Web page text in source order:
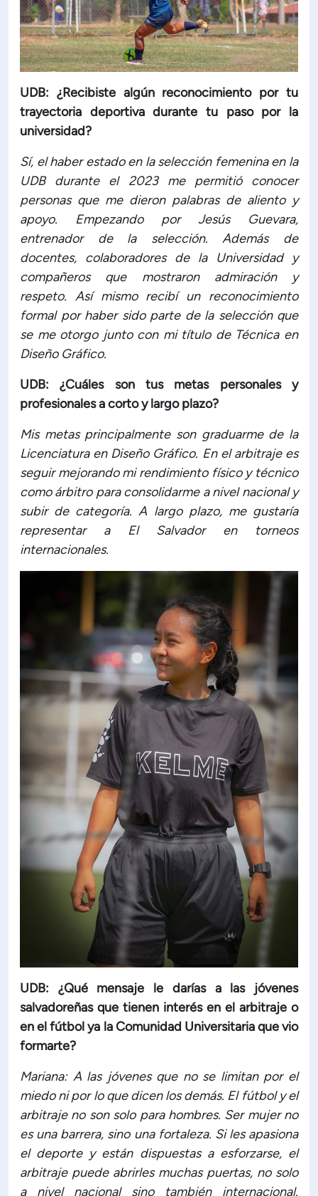
UDB: ¿Recibiste algún reconocimiento por tu
trayectoria deportiva durante tu paso por la
universidad?
Sí, el haber estado en la selección femenina en la
UDB durante el 2023 me permitió conocer
personas que me dieron palabras de aliento y
apoyo. Empezando por Jesús Guevara,
entrenador de la selección. Además de
docentes, colaboradores de la Universidad y
compañeros que mostraron admiración y
respeto. Así mismo recibí un reconocimiento
formal por haber sido parte de la selección que
se me otorgo junto con mi título de Técnica en
Diseño Gráfico.
UDB: ¿Cuáles son tus metas personales y
profesionales a corto y largo plazo?
Mis metas principalmente son graduarme de la
Licenciatura en Diseño Gráfico. En el arbitraje es
seguir mejorando mi rendimiento físico y técnico
como árbitro para consolidarme a nivel nacional y
subir de categoría. A largo plazo, me gustaría
representar a El Salvador en torneos
internacionales.
UDB: ¿Qué mensaje le darías a las jóvenes
salvadoreñas que tienen interés en el arbitraje o
en el fútbol ya la Comunidad Universitaria que vio
formarte?
Mariana: A las jóvenes que no se limitan por el
miedo ni por lo que dicen los demás. El fútbol y el
arbitraje no son solo para hombres. Ser mujer no
es una barrera, sino una fortaleza. Si les apasiona
el deporte y están dispuestas a esforzarse, el
arbitraje puede abrirles muchas puertas, no solo
a nivel nacional sino también internacional.